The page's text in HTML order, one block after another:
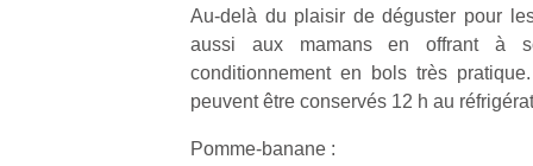
Au-delà du plaisir de déguster pour
aussi aux mamans en offrant à
conditionnement en bols très
peuvent être conservés 12 h au
Pomme-banane :